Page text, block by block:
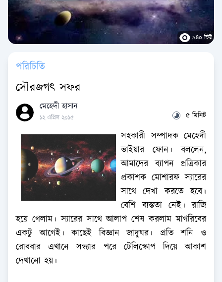
৯৪০ ভিউ
পরিচিতি
সৌরজগৎ সফর
মেহেদী হাসান
১২ এপ্রিল ২০১৫ ৫ মিনিট
সহকারী সম্পাদক মেহেদী
ভাইয়ার ফোন। বললেন,
আমাদের ব্যাপন প্রত্রিকার
প্রকাশক মোশারফ স্যারের
সাথে দেখা করতে হবে।
বেশি ব্যস্ততা নেই। রাজি
হয়ে গেলাম। স্যারের সাথে আলাপ শেষ করলাম মাগরিবের
একটু আগেই। কাছেই বিজ্ঞান জাদুঘর। প্রতি শনি ও
রোববার এখানে সন্ধ্যার পরে টেলিস্কোপ দিয়ে আকাশ
দেখানো হয়।